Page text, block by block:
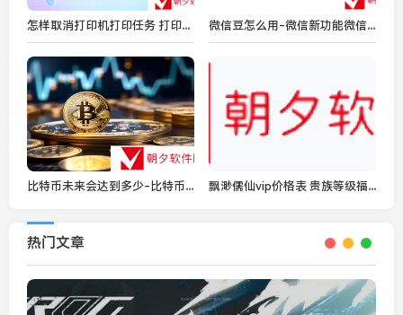
怎样取消打印机打印任务 打印机如何取消打印任务方法 微信豆怎么用-微信新功能微信豆使用教程
比特币未来会达到多少-比特币未来分享 飘渺儒仙vip价格表 贵族等级福利汇总
热门文章